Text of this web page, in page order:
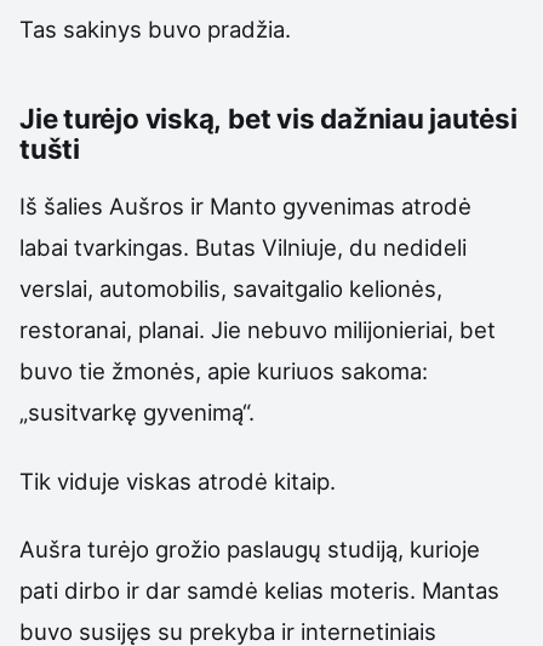
Tas sakinys buvo pradžia.
Jie turėjo viską, bet vis dažniau jautėsi
tušti
Iš šalies Aušros ir Manto gyvenimas atrodė
labai tvarkingas. Butas Vilniuje, du nedideli
verslai, automobilis, savaitgalio kelionės,
restoranai, planai. Jie nebuvo milijonieriai, bet
buvo tie žmonės, apie kuriuos sakoma:
„susitvarkę gyvenimą“.
Tik viduje viskas atrodė kitaip.
Aušra turėjo grožio paslaugų studiją, kurioje
pati dirbo ir dar samdė kelias moteris. Mantas
buvo susijęs su prekyba ir internetiniais